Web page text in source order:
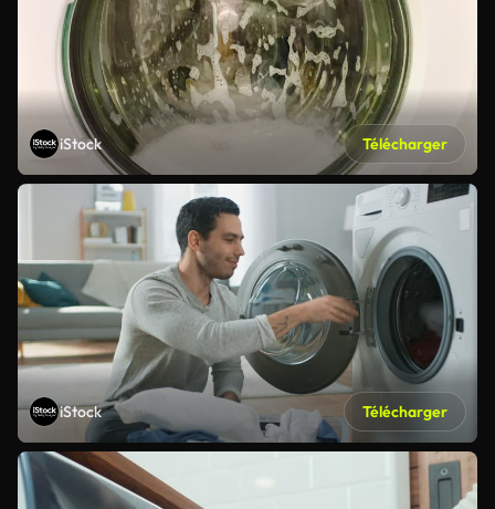
iStock Télécharger
iStock Télécharger